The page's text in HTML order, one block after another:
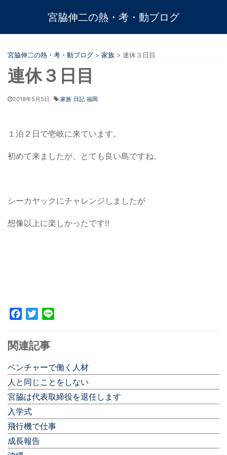
宮脇伸二の熱・考・動ブログ
宮脇伸二の熱・考・動ブログ > 家族 > 連休３日目
連休３日目
2018年5月5日 :家族 日記 福岡
１泊２日で壱岐に来ています。
初めて来ましたが、とても良い島ですね。
シーカヤックにチャレンジしましたが
想像以上に楽しかったです‼︎
Facebook
Twitter
関連記事
ベンチャーで働く人材
人と同じことをしない
宮脇は代表取締役を退任します
入学式
飛行機で仕事
成長報告